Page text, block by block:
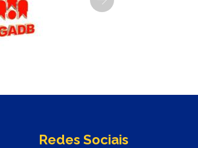
Next
Redes Sociais